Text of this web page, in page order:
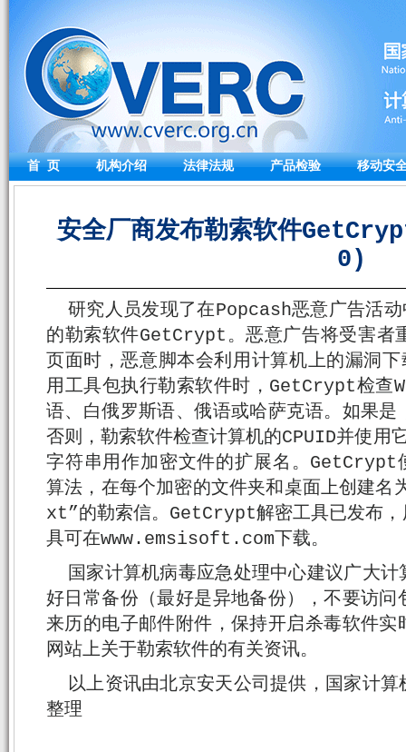
首 页 机构介绍 法律法规 产品检验 移动安
安全厂商发布勒索软件
0)
研究人员发现了在Popcash恶意广告活
的勒索软件GetCrypt。恶意广告将受害者
页面时，恶意脚本会利用计算机上的漏洞
用工具包执行勒索软件时，GetCrypt检查
语、白俄罗斯语、俄语或哈萨克语。如果
否则，勒索软件检查计算机的CPUID并使用
字符串用作加密文件的扩展名。
算法，在每个加密的文件夹和桌面上创
xt”的勒索信。GetCrypt解密工具已发布，
具可在www.emsisoft.com下载。
国家计算机病毒应急处理中心建议广大
好日常备份（最好是异地备份），不要访
来历的电子邮件附件，保持开启杀毒软件
网站上关于勒索软件的有关资讯。
以上资讯由北京安天公司提供，国家计
整理